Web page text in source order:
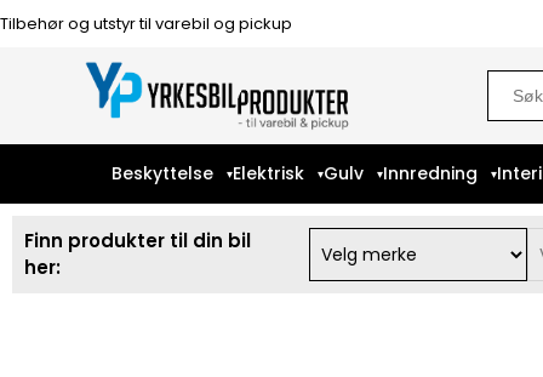
Tilbehør og utstyr til varebil og pickup
for:
Beskyttelse Elektrisk Gulv Innredning
Finn produkter til din bil
her: